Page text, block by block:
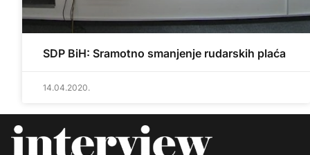
SDP BiH: Sramotno smanjenje rudarskih plaća
14.04.2020.